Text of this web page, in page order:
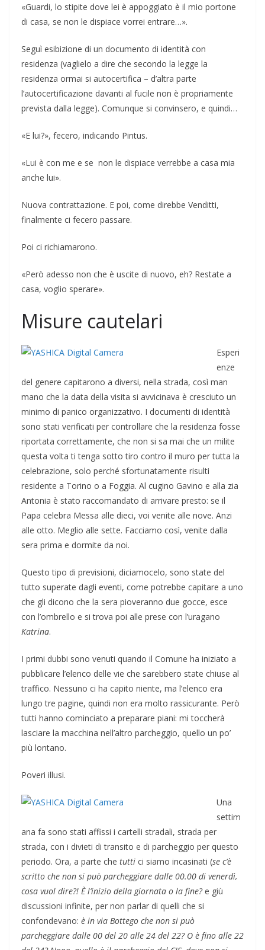
«Guardi, lo stipite dove lei è appoggiato è il mio portone
di casa, se non le dispiace vorrei entrare…».
Seguì esibizione di un documento di identità con
residenza (vaglielo a dire che secondo la legge la
residenza ormai si autocertifica – d’altra parte
l’autocertificazione davanti al fucile non è propriamente
prevista dalla legge). Comunque si convinsero, e quindi…
«E lui?», fecero, indicando Pintus.
«Lui è con me e se non le dispiace verrebbe a casa mia
anche lui».
Nuova contrattazione. E poi, come direbbe Venditti,
finalmente ci fecero passare.
Poi ci richiamarono.
«Però adesso non che è uscite di nuovo, eh? Restate a
casa, voglio sperare».
Misure cautelari
Esperi
enze
del genere capitarono a diversi, nella strada, così man
mano che la data della visita si avvicinava è cresciuto un
minimo di panico organizzativo. I documenti di identità
sono stati verificati per controllare che la residenza fosse
riportata correttamente, che non si sa mai che un milite
questa volta ti tenga sotto tiro contro il muro per tutta la
celebrazione, solo perché sfortunatamente risulti
residente a Torino o a Foggia. Al cugino Gavino e alla zia
Antonia è stato raccomandato di arrivare presto: se il
Papa celebra Messa alle dieci, voi venite alle nove. Anzi
alle otto. Meglio alle sette. Facciamo così, venite dalla
sera prima e dormite da noi.
Questo tipo di previsioni, diciamocelo, sono state del
tutto superate dagli eventi, come potrebbe capitare a uno
che gli dicono che la sera pioveranno due gocce, esce
con l’ombrello e si trova poi alle prese con l’uragano
Katrina.
I primi dubbi sono venuti quando il Comune ha iniziato a
pubblicare l’elenco delle vie che sarebbero state chiuse al
traffico. Nessuno ci ha capito niente, ma l’elenco era
lungo tre pagine, quindi non era molto rassicurante. Però
tutti hanno cominciato a preparare piani: mi toccherà
lasciare la macchina nell’altro parcheggio, quello un po’
più lontano.
Poveri illusi.
Una
settim
ana fa sono stati affissi i cartelli stradali, strada per
strada, con i divieti di transito e di parcheggio per questo
periodo. Ora, a parte che tutti ci siamo incasinati (se c’è
scritto che non si può parcheggiare dalle 00.00 di venerdì,
cosa vuol dire?! È l’inizio della giornata o la fine?e giù
discussioni infinite, per non parlar di quelli che si
confondevano: è in via Bottego che non si può
parcheggiare dalle 00 del 20 alle 24 del 22? O è fino alle 22